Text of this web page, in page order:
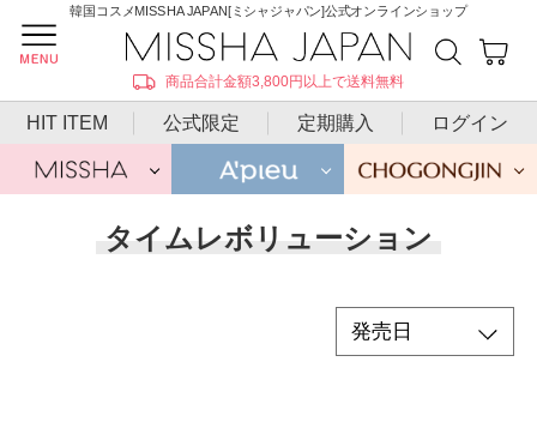
韓国コスメMISSHA JAPAN[ミシャジャパン]公式オンラインショップ
商品合計金額3,800円以上で送料無料
HIT ITEM 公式限定 定期購入 ログイン
タイムレボリューション